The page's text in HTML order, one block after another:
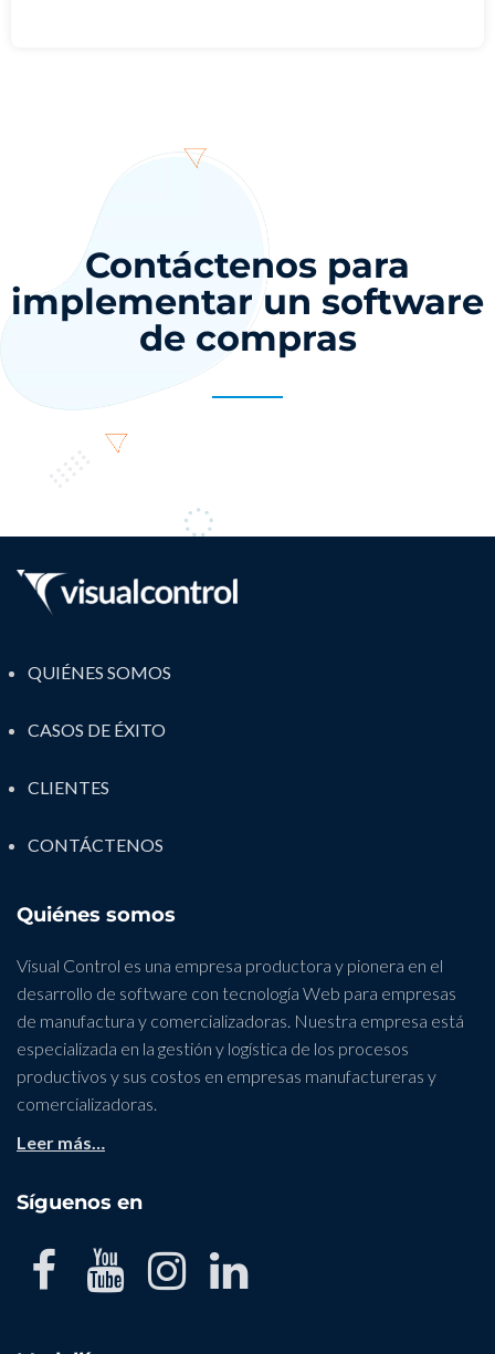
Contáctenos para
implementar un software
de compras
QUIÉNES SOMOS
CASOS DE ÉXITO
CLIENTES
CONTÁCTENOS
Quiénes somos
Visual Control es una empresa productora y pionera en el
desarrollo de software con tecnología Web para empresas
de manufactura y comercializadoras. Nuestra empresa está
especializada en la gestión y logística de los procesos
productivos y sus costos en empresas manufactureras y
comercializadoras.
Leer más…
Síguenos en